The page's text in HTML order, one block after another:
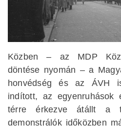
Közben – az MDP
döntése nyomán – a
honvédség és az ÁVH
indított, az egyenruhások
térre érkezve átállt a
demonstrálók időközben